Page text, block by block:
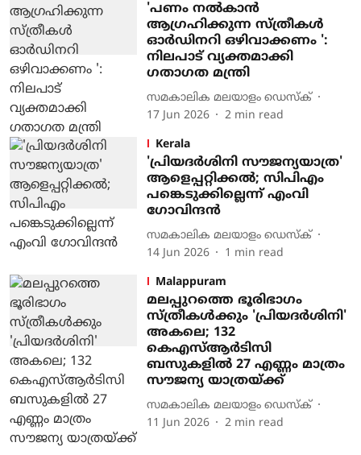
'പണം നൽകാൻ
ആഗ്രഹിക്കുന്ന സ്ത്രീകൾ
ഓർഡിനറി ഒഴിവാക്കണം ':
നിലപാട് വ്യക്തമാക്കി
ഗതാഗത മന്ത്രി
സമകാലിക മലയാളം ഡെസ്ക്
17 Jun 2026
2 min read
Kerala
'പ്രിയദര്‍ശിനി സൗജന്യയാത്ര'
ആളെപ്പറ്റിക്കല്‍; സിപിഎം
പങ്കെടുക്കില്ലെന്ന് എംവി
ഗോവിന്ദന്‍
സമകാലിക മലയാളം ഡെസ്ക്
14 Jun 2026
1 min read
Malappuram
മലപ്പുറത്തെ ഭൂരിഭാഗം
സ്ത്രീകൾക്കും 'പ്രിയദർശിനി'
അകലെ; 132
കെഎസ്ആർടിസി
ബസുകളിൽ 27 എണ്ണം മാത്രം
സൗജന്യ യാത്രയ്ക്ക്
സമകാലിക മലയാളം ഡെസ്ക്
11 Jun 2026
2 min read